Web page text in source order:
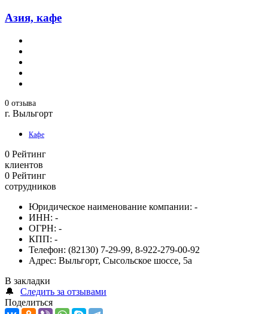
Азия, кафе
0 отзыва
г. Выльгорт
Кафе
0 Рейтинг
клиентов
0 Рейтинг
сотрудников
Юридическое наименование компании: -
ИНН: -
ОГРН: -
КПП: -
Телефон: (82130) 7-29-99, 8-922-279-00-92
Адрес: Выльгорт, Сысольское шоссе, 5а
В закладки
🔔
Следить за отзывами
Поделиться